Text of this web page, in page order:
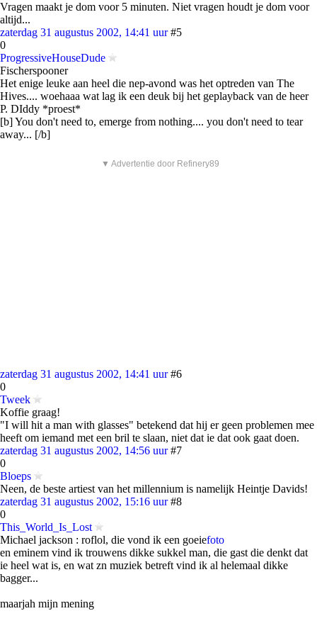
Vragen maakt je dom voor 5 minuten. Niet vragen houdt je dom voor
altijd...
zaterdag 31 augustus 2002, 14:41 uur #5
0
ProgressiveHouseDude
Fischerspooner
Het enige leuke aan heel die nep-avond was het optreden van The
Hives.... woehaaa wat lag ik een deuk bij het geplayback van de heer
P. DIddy *proest*
[b] You don't need to, emerge from nothing.... you don't need to tear
away... [/b]
▼ Advertentie door Refinery89
zaterdag 31 augustus 2002, 14:41 uur #6
0
Tweek
Koffie graag!
"I will hit a man with glasses" betekend dat hij er geen problemen mee
heeft om iemand met een bril te slaan, niet dat ie dat ook gaat doen.
zaterdag 31 augustus 2002, 14:56 uur #7
0
Bloeps
Neen, de beste artiest van het millennium is namelijk Heintje Davids!
zaterdag 31 augustus 2002, 15:16 uur #8
0
This_World_Is_Lost
Michael jackson : roflol, die vond ik een goeiefoto
en eminem vind ik trouwens dikke sukkel man, die gast die denkt dat
ie heel wat is, en wat zn muziek betreft vind ik al helemaal dikke
bagger...
maarjah mijn mening